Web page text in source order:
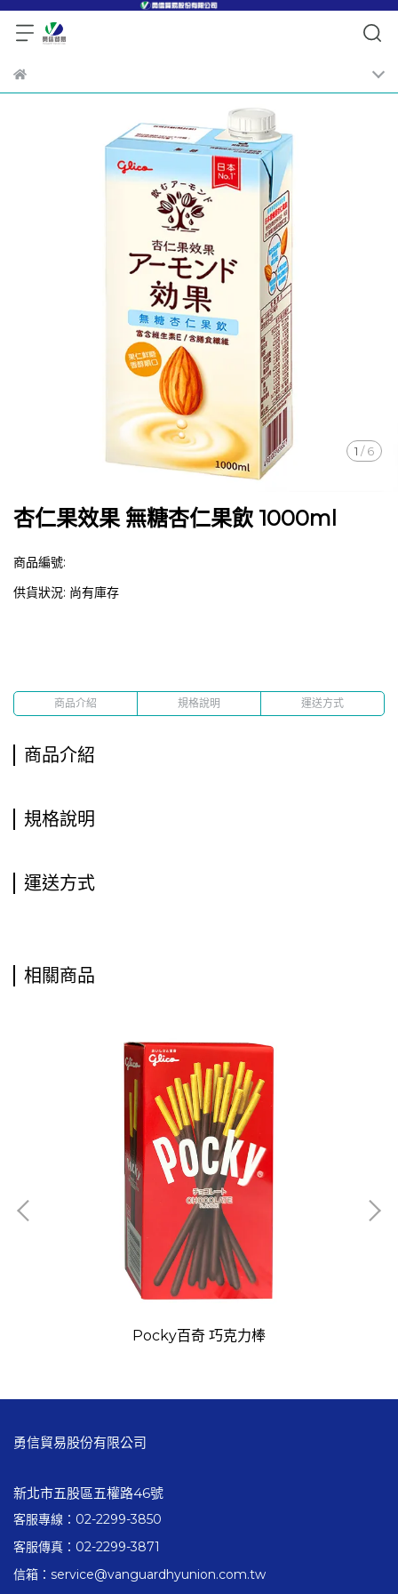
1 / 6
杏仁果效果 無糖杏仁果飲 1000ml
商品編號:
供貨狀況: 尚有庫存
商品介紹 規格說明 運送方式
商品介紹
規格說明
運送方式
相關商品
Pocky百奇 巧克力棒
勇信貿易股份有限公司
新北市五股區五權路46號
客服專線：02-2299-3850
客服傳真：02-2299-3871
信箱：service@vanguardhyunion.com.tw